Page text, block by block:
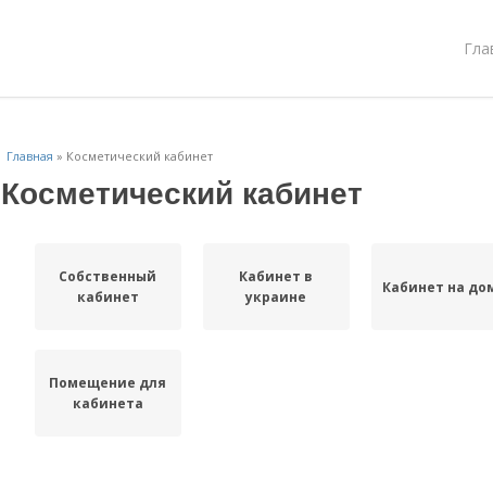
Главная » Косметический кабинет
Косметический кабинет
Собственный
кабинет
Кабинет в
украине
Кабинет на
Помещение для
кабинета